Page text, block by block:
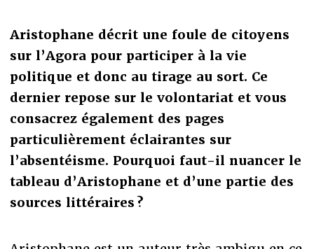
Aristophane décrit une foule de citoyens
sur l’Agora pour participer à la vie
politique et donc au tirage au sort. Ce
dernier repose sur le volontariat et vous
consacrez également des pages
particulièrement éclairantes sur
l’absentéisme. Pourquoi faut-il nuancer le
tableau d’Aristophane et d’une partie des
sources littéraires ?